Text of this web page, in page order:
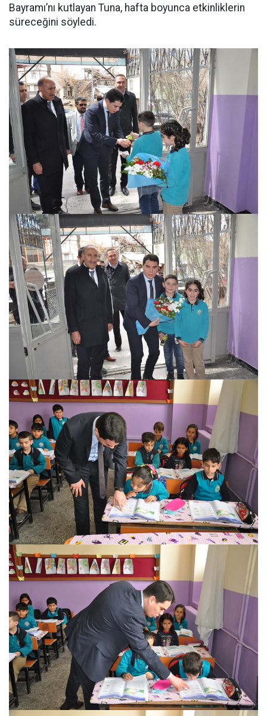
Bayramı’nı kutlayan Tuna, hafta boyunca etkinliklerin
süreceğini söyledi.